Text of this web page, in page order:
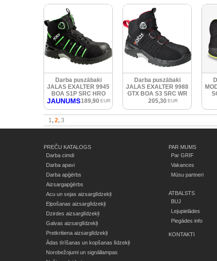
Darba puszābaki
JALAS EXALTER 9945
BOA S1P SRC HRO
JAUNUMS189,90 EUR
Darba puszābaki
JALAS EXALTER 9988
GTX BOA S3 SRC WR
HRO
205,30 EUR
1 2 3
PREČU KATALOGS
Darba cimdi
Darba apavi
Darba apģērbs
Aizsargapģērbs
Acu un sejas aizsarglīdzekļi
Elpošanas aizsarglīdzekļi
Dzirdes aizsarglīdzekļi
Galvas aizsarglīdzekļi
Pretkritiena aizsarglīdzekļi
Ādas tīrīšanas un kopšanas līdzekļi
Norobežojumi un signāllampas
PAR MUMS
Par GRIF
Vakances
Mūsu partneri
ATBALSTS
BUJ
Lejupielādes
Piegādes info
KONTAKTI